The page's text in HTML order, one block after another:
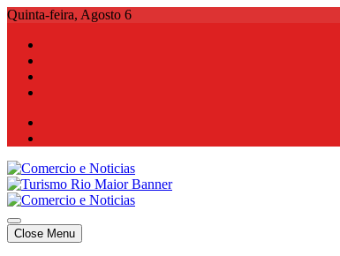
Skip
content
Quinta-feira, Agosto 6
Comercio e Noticias
Notícias e Publicidade Online
Comercio e Noticias
Notícias e Publicidade Online
Close Menu